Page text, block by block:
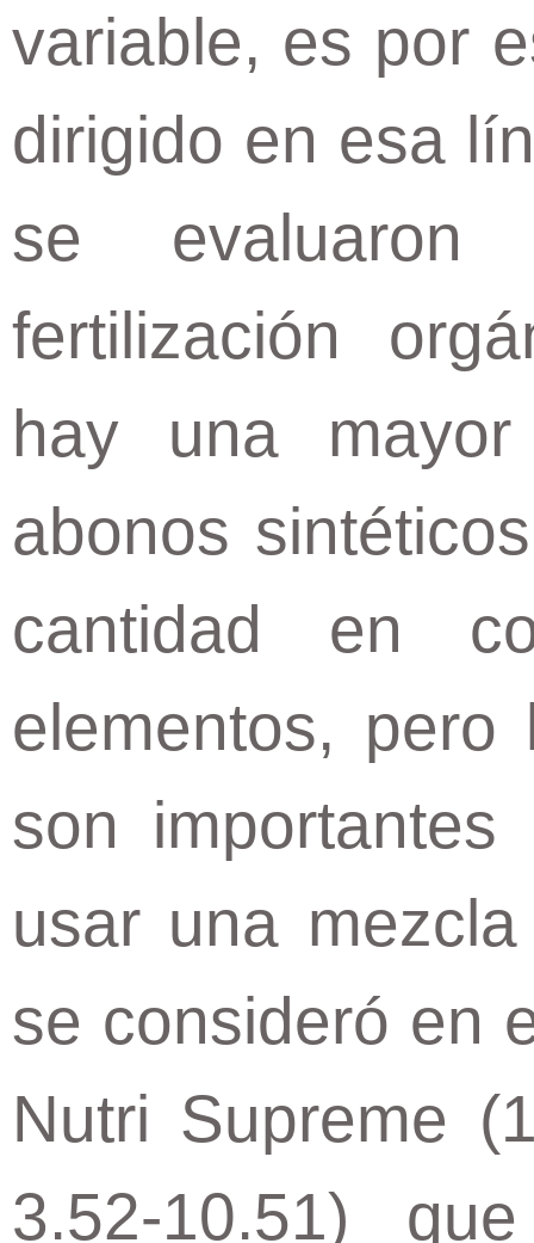
variable, es por
dirigido en esa
se
fertilización
hay una
abonos
cantidad en
elementos, pero
son
usar una
se consideró en
Nutri Supreme
3.52-10.51)